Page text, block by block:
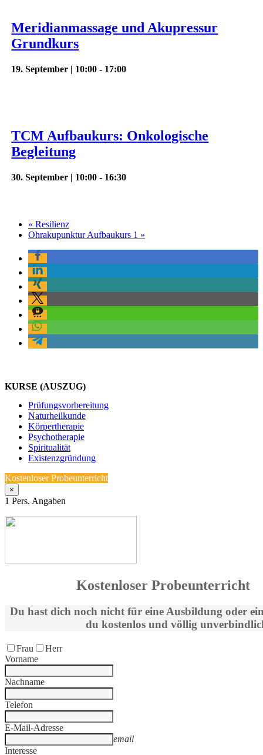
Meridianmassage und Akupressur
Grundkurs
19. September | 10:00 - 17:00
TCM Aufbaukurs: Onkologische
Begleitung
30. September | 10:00 - 16:30
« Resilienz
Ohrakupunktur Aufbaukurs 1 »
KURSE (AUSZUG)
Prüfungsvorbereitung
Naturheilkunde
Körpertherapie
Psychotherapie
Spiritualität
Existenzgründung
Kostenloser Probeunterricht
×
1 Pers. Angaben
Kostenloser Probeunterricht
Du hast dich noch nicht für eine Ausbildung oder
du kostenlos und völlig
Frau
Herr
Vorname
Nachname
Telefon
E-Mail-Adresse
email
Interesse